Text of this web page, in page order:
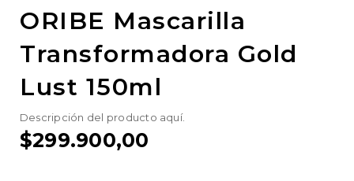
ORIBE Mascarilla
Transformadora Gold
Lust 150ml
Descripción del producto aquí.
$299.900,00